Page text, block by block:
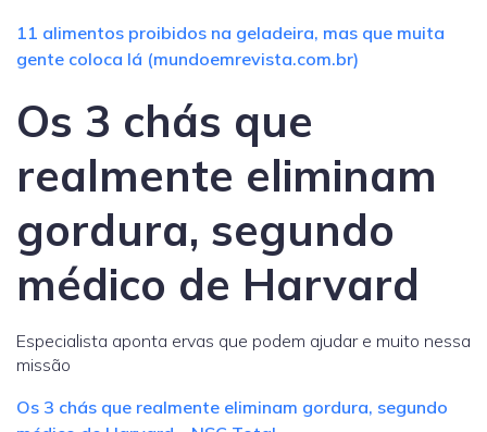
11 alimentos proibidos na geladeira, mas que muita
gente coloca lá (mundoemrevista.com.br)
Os 3 chás que
realmente eliminam
gordura, segundo
médico de Harvard
Especialista aponta ervas que podem ajudar e muito nessa
missão
Os 3 chás que realmente eliminam gordura, segundo